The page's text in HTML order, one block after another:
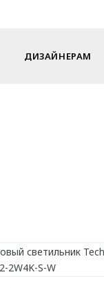
ДИЗАЙНЕРАМ